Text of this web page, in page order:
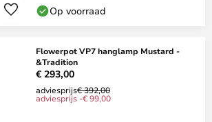
Op voorraad
Flowerpot VP7 hanglamp Mustard -
&Tradition
€ 293,00
adviesprijs€ 392,00
adviesprijs -€ 99,00